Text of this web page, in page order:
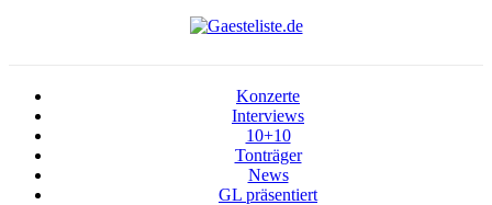
Konzerte
Interviews
10+10
Tonträger
News
GL präsentiert